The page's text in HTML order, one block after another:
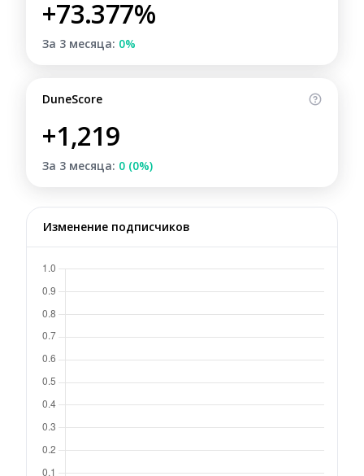
+73.377%
За 3 месяца: 0%
DuneScore
+1,219
За 3 месяца: 0 (0%)
Изменение подписчиков